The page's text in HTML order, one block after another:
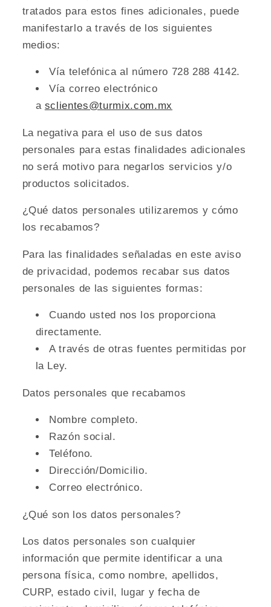
tratados para estos fines adicionales, puede
manifestarlo a través de los siguientes
medios:
Vía telefónica al número 728 288 4142.
Vía correo electrónico
a sclientes@turmix.com.mx
La negativa para el uso de sus datos
personales para estas finalidades adicionales
no será motivo para negarlos servicios y/o
productos solicitados.
¿Qué datos personales utilizaremos y cómo
los recabamos?
Para las finalidades señaladas en este aviso
de privacidad, podemos recabar sus datos
personales de las siguientes formas:
Cuando usted nos los proporciona
directamente.
A través de otras fuentes permitidas por
la Ley.
Datos personales que recabamos
Nombre completo.
Razón social.
Teléfono.
Dirección/Domicilio.
Correo electrónico.
¿Qué son los datos personales?
Los datos personales son cualquier
información que permite identificar a una
persona física, como nombre, apellidos,
CURP, estado civil, lugar y fecha de